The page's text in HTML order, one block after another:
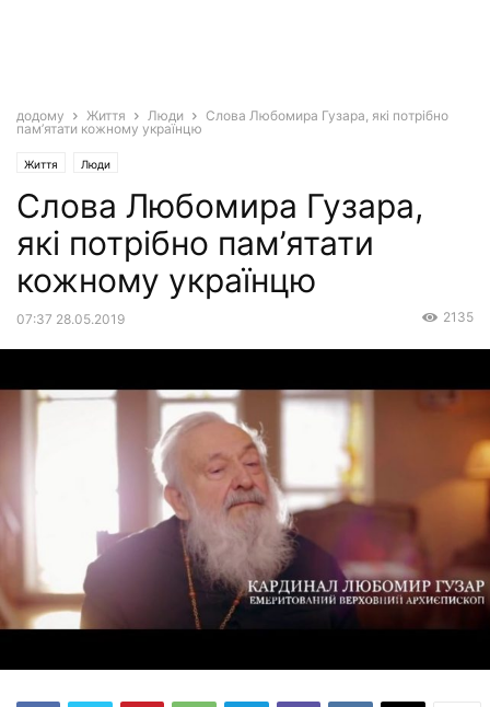
додому Життя Люди
Слова Любомира Гузара, які потрібно
пам’ятати кожному українцю
Життя Люди
Слова Любомира Гузара,
які потрібно пам’ятати
кожному українцю
07:37 28.05.2019 2135